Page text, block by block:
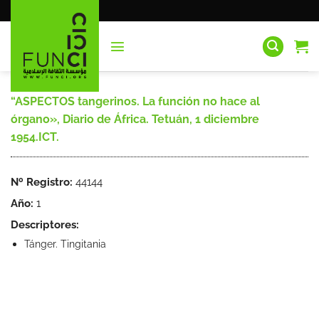
al
“ASPECTOS tangerinos. La función no hace al
órgano», Diario de África. Tetuán, 1 diciembre
1954.ICT.
Nº Registro: 44144
Año: 1
Descriptores:
Tánger. Tingitania